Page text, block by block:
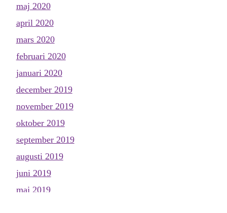
maj 2020
april 2020
mars 2020
februari 2020
januari 2020
december 2019
november 2019
oktober 2019
september 2019
augusti 2019
juni 2019
maj 2019